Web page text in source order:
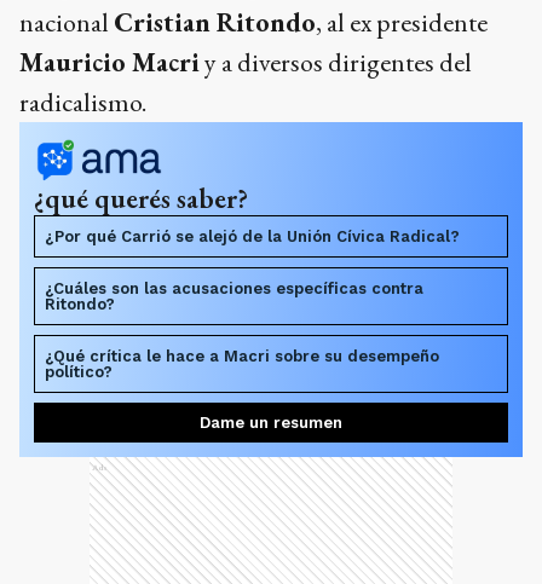
nacional Cristian Ritondo, al ex presidente
Mauricio Macriy a diversos dirigentes del
radicalismo.
¿qué querés saber?
¿Por qué Carrió se alejó de la Unión Cívica Radical?
¿Cuáles son las acusaciones específicas contra
Ritondo?
¿Qué crítica le hace a Macri sobre su desempeño
político?
Dame un resumen
Ads